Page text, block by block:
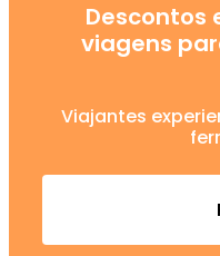
Descontos
viagens
Viajantes